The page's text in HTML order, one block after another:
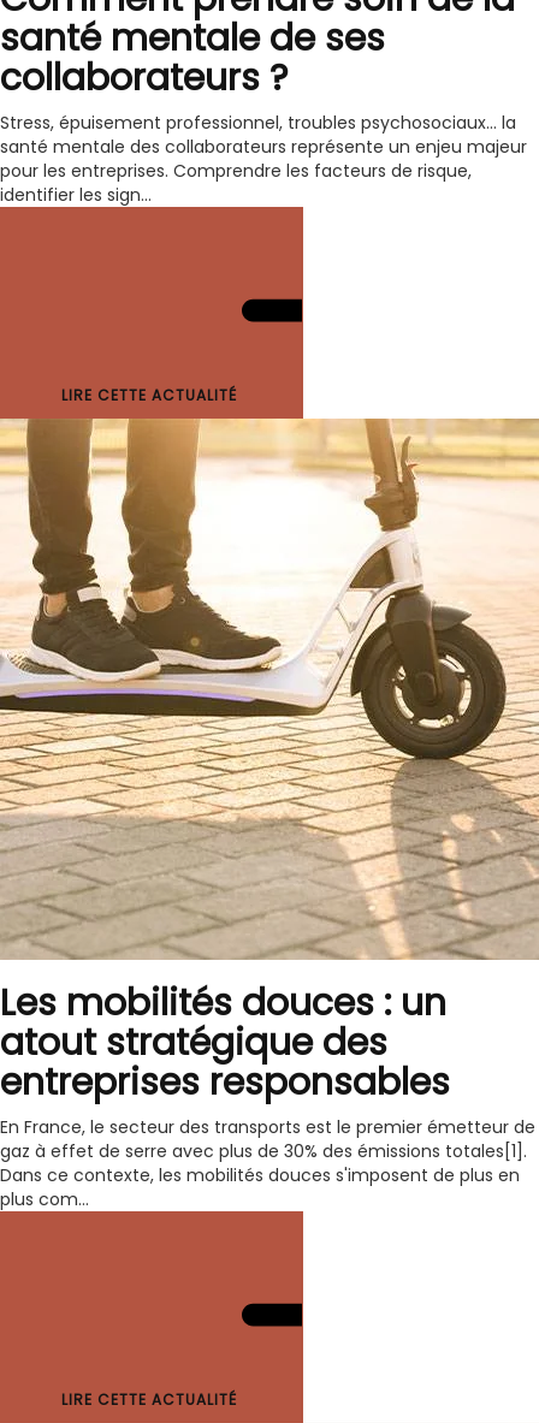
santé mentale de ses
collaborateurs ?
Stress, épuisement professionnel, troubles psychosociaux… la
santé mentale des collaborateurs représente un enjeu majeur
pour les entreprises. Comprendre les facteurs de risque,
identifier les sign...
LIRE CETTE ACTUALITÉ
Les mobilités douces : un
atout stratégique des
entreprises responsables
En France, le secteur des transports est le premier émetteur de
gaz à effet de serre avec plus de 30% des émissions totales[1].
Dans ce contexte, les mobilités douces s'imposent de plus en
plus com...
LIRE CETTE ACTUALITÉ